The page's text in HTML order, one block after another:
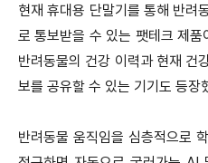
현재 휴대용 단말기를 통해 반려
로 통보받을 수 있는 팻테크 제
반려동물의 건강 이력과 현재 건
보를 공유할 수 있는 기기도 등장
반려동물 움직임을 심층적으로